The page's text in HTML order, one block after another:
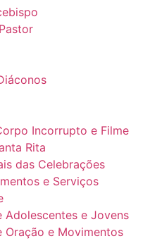
Incorrupto e Filme
Rita
das Celebrações
e Serviços
Adolescentes e Jovens
Oração e Movimentos